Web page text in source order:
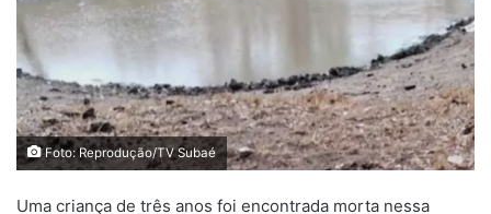
Foto: Reprodução/TV Subaé
Uma criança de três anos foi encontrada morta nessa